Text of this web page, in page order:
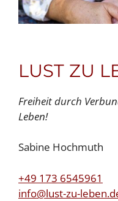
LUST ZU
Freiheit durch
Leben!
Sabine Hochmuth
+49 173 6545961
info@lust-zu-